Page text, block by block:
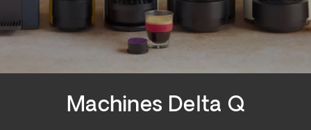
Machines Delta Q